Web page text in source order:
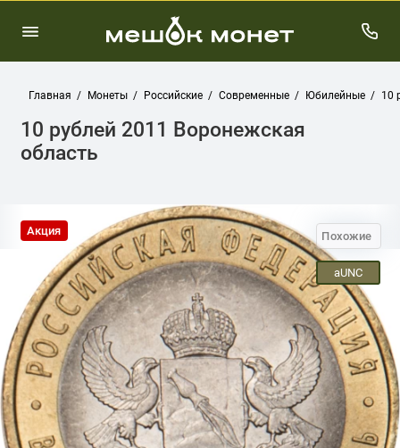
Главная Монеты Российские Современные Юбилейные 10
10 рублей 2011 Воронежская
область
Похожие
aUNC
Акция